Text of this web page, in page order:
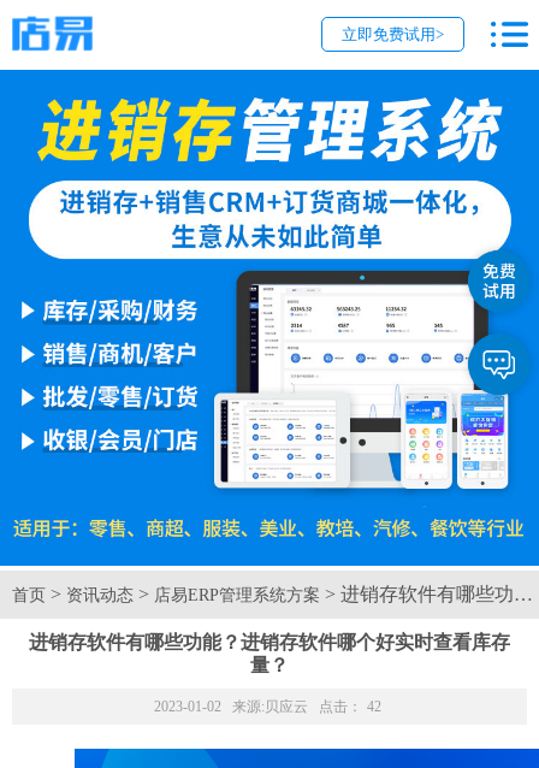
立即免费试用>
首页 > 资讯动态 > 店易ERP管理系统方案 > 进销存软件有哪些功
进销存软件有哪些功能？进销存软件哪个好实时查看库存
量？
2023-01-02 来源: 贝应云 点击： 42